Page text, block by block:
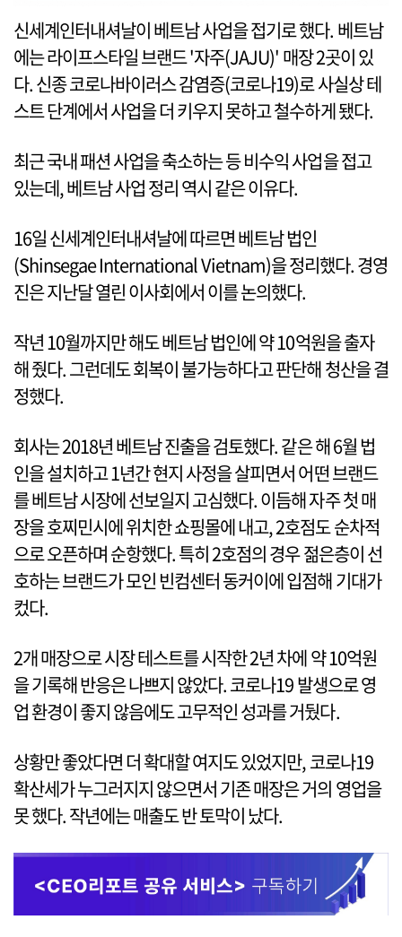
신세계인터내셔날이 베트남 사업을 접기로 했다. 베트남
에는 라이프스타일 브랜드 '자주(JAJU)' 매장 2곳이 있
다. 신종 코로나바이러스 감염증(코로나19)로 사실상 테
스트 단계에서 사업을 더 키우지 못하고 철수하게 됐다.
최근 국내 패션 사업을 축소하는 등 비수익 사업을 접고
있는데, 베트남 사업 정리 역시 같은 이유다.
16일 신세계인터내셔날에 따르면 베트남 법인
(Shinsegae International Vietnam)을 정리했다. 경영
진은 지난달 열린 이사회에서 이를 논의했다.
작년 10월까지만 해도 베트남 법인에 약 10억원을 출자
해 줬다. 그런데도 회복이 불가능하다고 판단해 청산을 결
정했다.
회사는 2018년 베트남 진출을 검토했다. 같은 해 6월 법
인을 설치하고 1년간 현지 사정을 살피면서 어떤 브랜드
를 베트남 시장에 선보일지 고심했다. 이듬해 자주 첫 매
장을 호찌민시에 위치한 쇼핑몰에 내고, 2호점도 순차적
으로 오픈하며 순항했다. 특히 2호점의 경우 젊은층이 선
호하는 브랜드가 모인 빈컴센터 동커이에 입점해 기대가
컸다.
2개 매장으로 시장 테스트를 시작한 2년 차에 약 10억원
을 기록해 반응은 나쁘지 않았다. 코로나19 발생으로 영
업 환경이 좋지 않음에도 고무적인 성과를 거뒀다.
상황만 좋았다면 더 확대할 여지도 있었지만, 코로나19
확산세가 누그러지지 않으면서 기존 매장은 거의 영업을
못 했다. 작년에는 매출도 반 토막이 났다.